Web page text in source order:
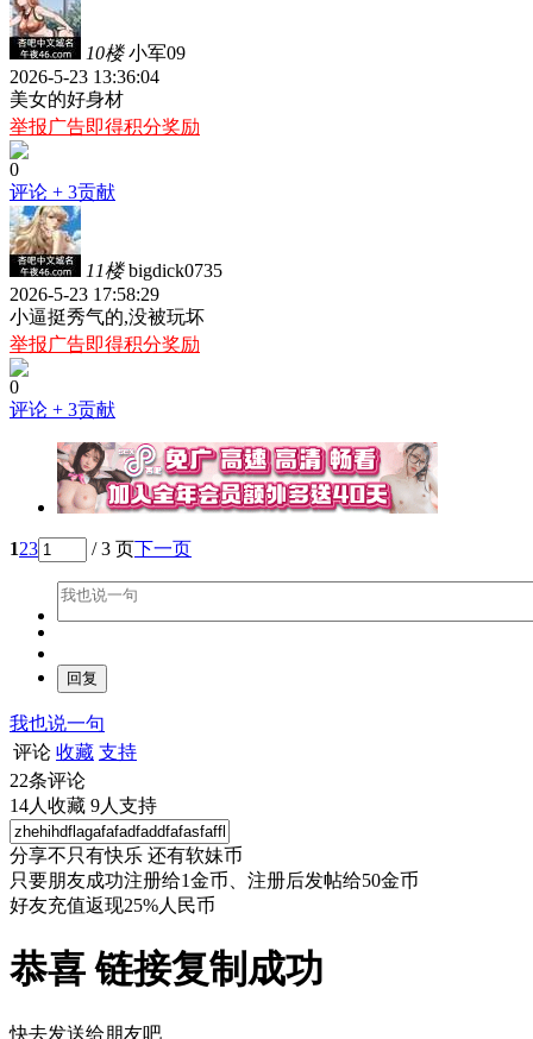
10楼 小军09
2026-5-23 13:36:04
美女的好身材
举报广告即得积分奖励
0
评论 + 3贡献
11楼 bigdick0735
2026-5-23 17:58:29
小逼挺秀气的,没被玩坏
举报广告即得积分奖励
0
评论 + 3贡献
123 / 3 页下一页
我也说一句
评论 收藏 支持
22条评论
14人收藏 9人支持
分享不只有快乐 还有软妹币
只要朋友成功注册给1金币、注册后发帖给50金币
好友充值返现25%人民币
恭喜 链接复制成功
快去发送给朋友吧